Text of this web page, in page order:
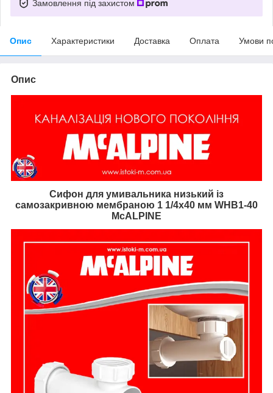
Замовлення під захистом
Опис Характеристики Доставка Оплата Умови
Опис
Сифон для умивальника низький із
самозакривною мембраною 1 1/4х40 мм WHB1-40
McALPINE